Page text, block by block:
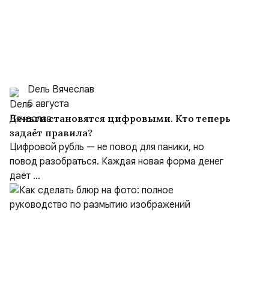
Dель Вячеслав
5 августа
Деньги становятся цифровыми. Кто теперь
задаёт правила?
Цифровой рубль — не повод для паники, но
повод разобраться. Каждая новая форма денег
даёт ...